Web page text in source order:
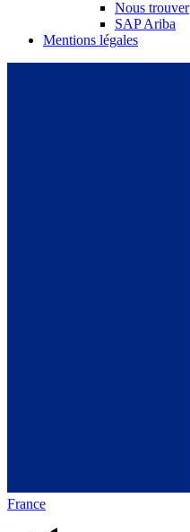
Nous trouver
SAP Ariba
Mentions légales
France